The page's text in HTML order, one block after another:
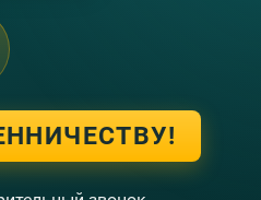
перевода, сумму и